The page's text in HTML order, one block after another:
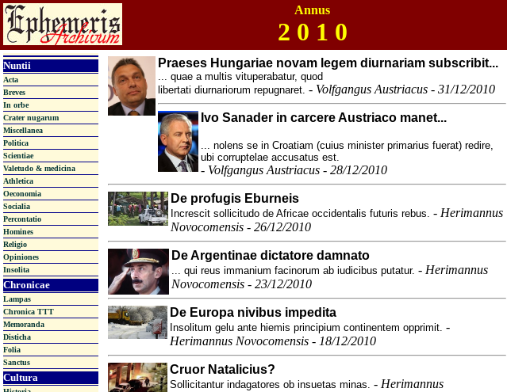
Annus
2 0 1 0
Nuntii
Acta
Breves
In orbe
Crater nugarum
Miscellanea
Politica
Scientiae
Valetudo & medicina
Athletica
Oeconomia
Socialia
Percontatio
Homines
Religio
Opiniones
Insolita
Chronicae
Lampas
Chronica TTT
Memoranda
Disticha
Folia
Sanctus
Cultura
Praeses Hungariae novam legem diurnariam subscribit...
... quae a multis vituperabatur, quod
libertati diurnariorum repugnaret. - Volfgangus Austriacus - 31/12/2010
Ivo Sanader in carcere Austriaco manet...
... nolens se in Croatiam (cuius minister primarius fuerat) redire,
ubi corruptelae accusatus est.
- Volfgangus Austriacus - 28/12/2010
De profugis Eburneis
Increscit sollicitudo de Africae occidentalis futuris rebus. - Herimannus
Novocomensis - 26/12/2010
De Argentinae dictatore damnato
... qui reus immanium facinorum ab iudicibus putatur. - Herimannus
Novocomensis - 23/12/2010
De Europa nivibus impedita
Insolitum gelu ante hiemis principium continentem opprimit. -
Herimannus Novocomensis - 18/12/2010
Cruor Natalicius?
Sollicitantur indagatores ob insuetas minas. - Herimannus